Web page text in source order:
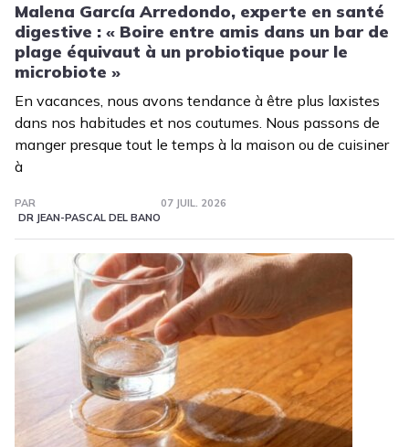
Malena García Arredondo, experte en santé
digestive : « Boire entre amis dans un bar de
plage équivaut à un probiotique pour le
microbiote »
En vacances, nous avons tendance à être plus laxistes
dans nos habitudes et nos coutumes. Nous passons de
manger presque tout le temps à la maison ou de cuisiner
à
PAR
DR JEAN-PASCAL DEL BANO
07 JUIL. 2026